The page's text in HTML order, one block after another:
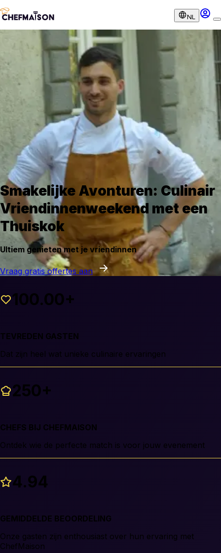
NL
Smakelijke Avonturen: Culinair
Vriendinnenweekend met een
Thuiskok
Ultiem genieten met je vriendinnen
Vraag gratis offertes aan
100.00+
TEVREDEN GASTEN
Dat zijn heel wat unieke culinaire ervaringen
250+
CHEFS BIJ CHEFMAISON
Ontdek wie de perfecte match is voor jouw evenement
4.94
GEMIDDELDE BEOORDELING
Onze gasten zijn enthousiast over hun ervaring met
ChefMaison